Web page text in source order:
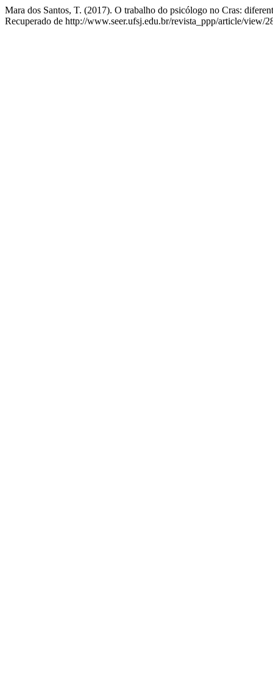
Mara dos Santos, T. (2017). O trabalho do psicólogo no Cras:
Recuperado de http://www.seer.ufsj.edu.br/revista_ppp/article/view/